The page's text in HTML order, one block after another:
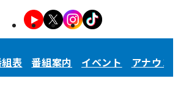
表 番組案内 イベント アナウン